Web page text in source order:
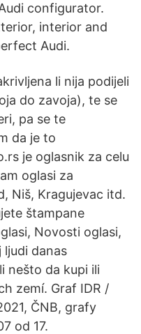
configurator.
interior and
Audi.
li nija podijeli
do zavoja), te se
pa se te
da je to
je oglasnik za celu
oglasi za
Niš, Kragujevac itd.
štampane
Novosti oglasi,
ljudi danas
nešto da kupi ili
zemí. Graf IDR /
ČNB, grafy
od 17.